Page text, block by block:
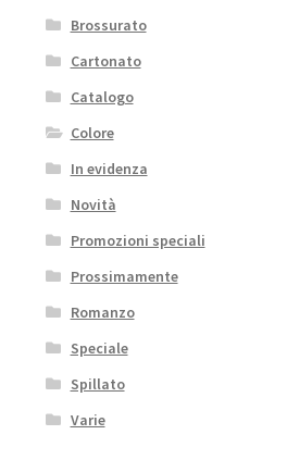
Brossurato
Cartonato
Catalogo
Colore
In evidenza
Novità
Promozioni speciali
Prossimamente
Romanzo
Speciale
Spillato
Varie